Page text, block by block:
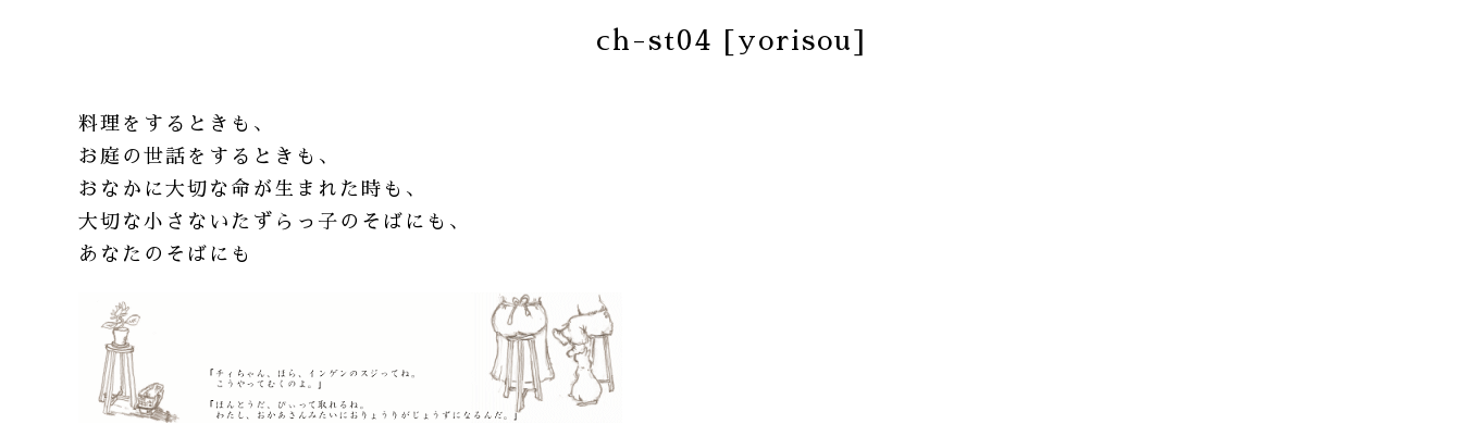
ch-st04 [yorisou]
料理をするときも、
お庭の世話をするときも、
おなかに大切な命が生まれた時も、
大切な小さないたずらっ子のそばにも、
あなたのそばにも